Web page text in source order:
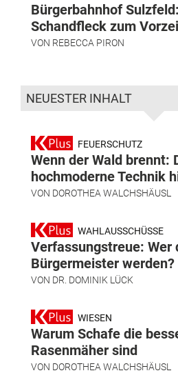
Bürgerbahnhof
Schandfleck zum
VON REBECCA PIRON
NEUESTER INHALT
FEUERSCHUTZ
Wenn der Wald brennt:
hochmoderne Technik
VON DOROTHEA WALCHSHÄUSL
WAHLAUSSCHÜSSE
Verfassungstreue: Wer
Bürgermeister werden?
VON DR. DOMINIK LÜCK
WIESEN
Warum Schafe die
Rasenmäher sind
VON DOROTHEA WALCHSHÄUSL